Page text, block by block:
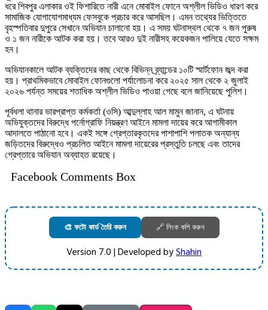
ধরে শিবপুর এলাকার ওই ফিশারিতে নারী এনে মোবাইল ফোনে অশ্লীল ভিডিও ধারণ করে
সামাজিক যোগাযোগমাধ্যম ফেসবুকে প্রচার করে আসছিল। এমন তথ্যের ভিত্তিতে
বৃহস্পতিবার দুপুরে সেখানে অভিযান চালানো হয়। এ সময় ঘটনাস্থল থেকে ৭ জন পুরুষ
ও ১ জন নারীকে আটক করা হয়। তবে আরও দুই নারীসহ কয়েকজন পালিয়ে যেতে সক্ষম
হন।
অভিযানকালে আটক ব্যক্তিদের কাছ থেকে বিভিন্ন ব্র্যান্ডের ১০টি স্মার্টফোন জব্দ করা
হয়। প্রাথমিকভাবে মোবাইল ফোনগুলো পর্যালোচনা করে ২০২৫ সাল থেকে ২ জুলাই
২০২৬ পর্যন্ত সময়ের শতাধিক অশ্লীল ভিডিও পাওয়া গেছে বলে জানিয়েছে পুলিশ।
পূর্বধলা থানার ভারপ্রাপ্ত কর্মকর্তা (ওসি) আব্দুল্লাহ আল মামুন জানান, এ ঘটনায়
অভিযুক্তদের বিরুদ্ধে পর্নোগ্রাফি নিয়ন্ত্রণ আইনে মামলা দায়ের করে আগামীকাল
আদালতে পাঠানো হবে। একই সঙ্গে গ্রেপ্তারকৃতদের পাশাপাশি পলাতক অন্যান্য
জড়িতদের বিরুদ্ধেও প্রচলিত আইনে মামলা দায়েরের প্রস্তুতি চলছে এবং তাদের
গ্রেপ্তারে অভিযান অব্যাহত রয়েছে।
Facebook Comments Box
🎨 ফটো কার্ড তৈরি করুন 🔗 লিংক কপি করুন
Version 7.0 | Developed byShahin